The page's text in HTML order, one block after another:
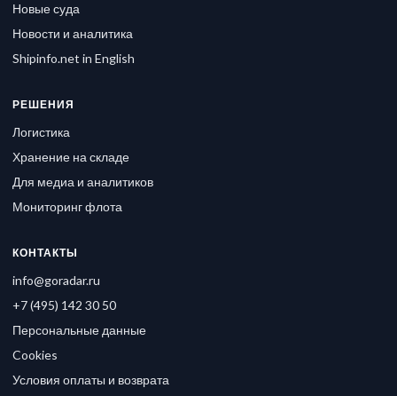
Новые суда
Новости и аналитика
Shipinfo.net in English
РЕШЕНИЯ
Логистика
Хранение на складе
Для медиа и аналитиков
Мониторинг флота
КОНТАКТЫ
info@goradar.ru
+7 (495) 142 30 50
Персональные данные
Cookies
Условия оплаты и возврата